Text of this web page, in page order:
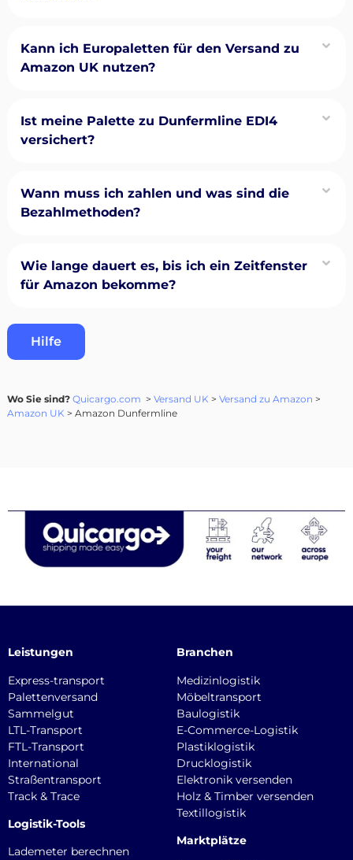
Kann ich Europaletten für den Versand zu
Amazon UK nutzen?
Ist meine Palette zu Dunfermline EDI4
versichert?
Wann muss ich zahlen und was sind die
Bezahlmethoden?
Wie lange dauert es, bis ich ein Zeitfenster
für Amazon bekomme?
Hilfe
Wo Sie sind? Quicargo.com > Versand UK > Versand zu Amazon >
Amazon UK > Amazon Dunfermline
Leistungen
Express-transport
Palettenversand
Sammelgut
LTL-Transport
FTL-Transport
International
Straßentransport
Track & Trace
Logistik-Tools
Lademeter berechnen
Branchen
Medizinlogistik
Möbeltransport
Baulogistik
E-Commerce-Logistik
Plastiklogistik
Drucklogistik
Elektronik versenden
Holz & Timber versenden
Textillogistik
Marktplätze